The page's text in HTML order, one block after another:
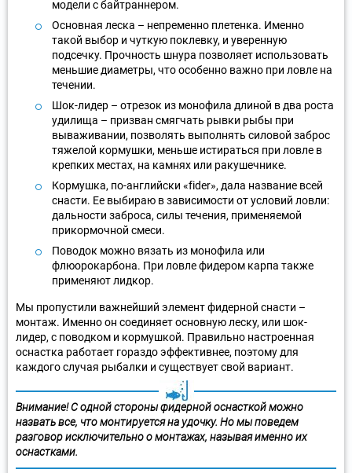
модели с байтраннером.
Основная леска – непременно плетенка. Именно
такой выбор и чуткую поклевку, и уверенную
подсечку. Прочность шнура позволяет использовать
меньшие диаметры, что особенно важно при ловле на
течении.
Шок-лидер – отрезок из монофила длиной в два роста
удилища – призван смягчать рывки рыбы при
вываживании, позволять выполнять силовой заброс
тяжелой кормушки, меньше истираться при ловле в
крепких местах, на камнях или ракушечнике.
Кормушка, по-английски «fider», дала название всей
снасти. Ее выбираю в зависимости от условий ловли:
дальности заброса, силы течения, применяемой
прикормочной смеси.
Поводок можно вязать из монофила или
флюорокарбона. При ловле фидером карпа также
применяют лидкор.
Мы пропустили важнейший элемент фидерной снасти –
монтаж. Именно он соединяет основную леску, или шок-
лидер, с поводком и кормушкой. Правильно настроенная
оснастка работает гораздо эффективнее, поэтому для
каждого случая рыбалки и существует свой вариант.
Внимание! С одной стороны фидерной оснасткой можно
назвать все, что монтируется на удочку. Но мы поведем
разговор исключительно о монтажах, называя именно их
оснастками.